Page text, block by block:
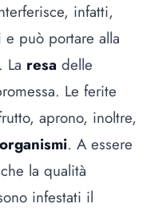
infatti,
può portare alla
La resa delle
Le ferite
aprono, inoltre,
. A essere
la qualità
infestati il